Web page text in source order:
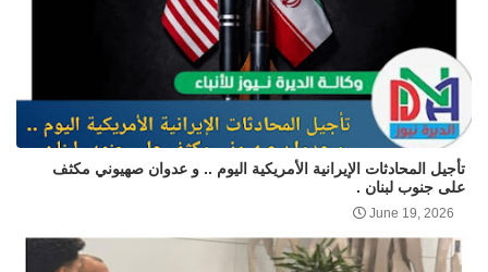
تأجيل المحادثات الإيرانية الأمريكية اليوم .. و عدوان صهيوني مكثف
على جنوب لبنان .
June 19, 2026